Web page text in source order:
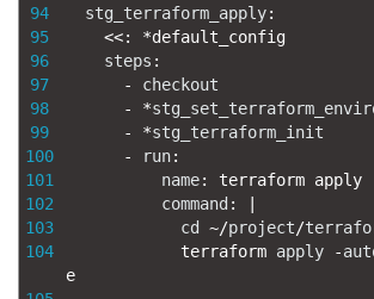
94
95
96
97
98
99
100
101
102
103
104
stg_terraform_apply:
<<: *default_config
steps :
-
checkout
-
*
-
*stg_terraform_init
-
run:
name: terraform apply
command :
cd
~/project/
terraform apply -
e